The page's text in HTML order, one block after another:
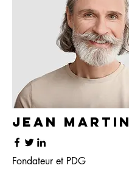
Jean Martin
Fondateur et PDG